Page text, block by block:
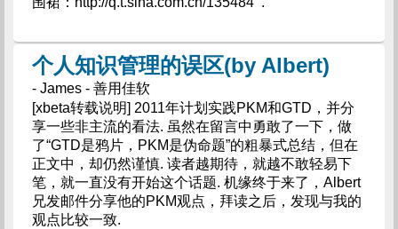
个人知识管理的误区(by Albert)
- James - 善用佳软
[xbeta转载说明] 2011年计划实践PKM和GTD，并分
享一些非主流的看法. 虽然在留言中勇敢了一下，做
了“GTD是鸦片，PKM是伪命题”的粗暴式总结，但在
正文中，却仍然谨慎. 读者越期待，就越不敢轻易下
笔，就一直没有开始这个话题. 机缘终于来了，Albert
兄发邮件分享他的PKM观点，拜读之后，发现与我的
观点比较一致.